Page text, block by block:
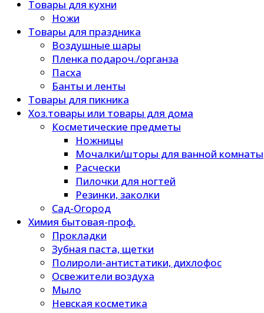
Товары для кухни
Ножи
Товары для праздника
Воздушные шары
Пленка подароч./органза
Пасха
Банты и ленты
Товары для пикника
Хоз.товары или товары для дома
Косметические предметы
Ножницы
Мочалки/шторы для ванной комнаты
Расчески
Пилочки для ногтей
Резинки, заколки
Сад-Огород
Химия бытовая-проф.
Прокладки
Зубная паста, щетки
Полироли-антистатики, дихлофос
Освежители воздуха
Мыло
Невская косметика